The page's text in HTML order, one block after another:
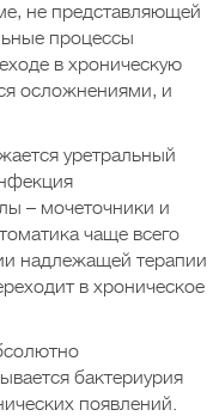
не представляющей
процессы
в хроническую
осложнениями, и
уретральный
– мочеточники и
чаще всего
надлежащей терапии
в хроническое
бактериурия
появлений.